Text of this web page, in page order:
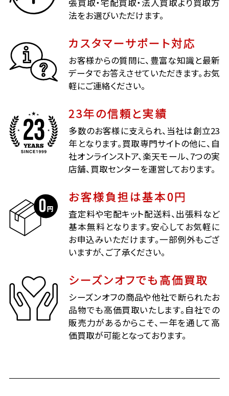
張買取・宅配買取・法人買取より買取方
法をお選びいただけます。
カスタマーサポート対応
お客様からの質問に、豊富な知識と最新
データでお答えさせていただきます。お気
軽にご連絡ください。
23年の信頼と実績
多数のお客様に支えられ、当社は創立23
年となります。買取専門サイトの他に、自
社オンラインストア、楽天モール、7つの実
店舗、買取センターを運営しております。
お客様負担は基本0円
査定料や宅配キット配送料、出張料など
基本無料となります。安心してお気軽に
お申込みいただけます。一部例外もござ
いますが、ご了承ください。
シーズンオフでも高価買取
シーズンオフの商品や他社で断られたお
品物でも高価買取いたします。自社での
販売力があるからこそ、一年を通して高
価買取が可能となっております。